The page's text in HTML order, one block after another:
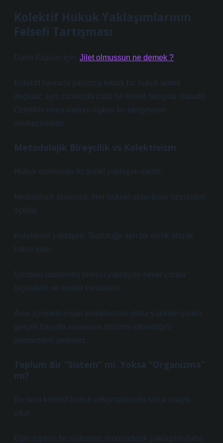
Kolektif Hukuk Yaklaşımlarının
Felsefi Tartışması
Daha Fazlası İçin: Jilet olmussun ne demek ?
Kolektif kavramı yalnızca teknik bir hukuk terimi
değildir; aynı zamanda ciddi bir felsefi tartışma alanıdır.
Özellikle birey-toplum ilişkisi bu tartışmanın
merkezindedir.
Metodolojik Bireycilik vs Kolektivizm
Hukuk teorisinde iki temel yaklaşım vardır:
Metodolojik bireycilik: Her hukuki olayı birey üzerinden
açıklar.
Kolektivist yaklaşım: Topluluğu ayrı bir varlık olarak
kabul eder.
İçimdeki mühendis bireyci yaklaşımı sever çünkü
ölçülebilir ve model kurulabilir.
Ama içimdeki insan kolektivizme daha yakındır çünkü
gerçek hayatta insanların birbirini etkilediğini
görmezden gelemez.
Toplum Bir “Sistem” mi, Yoksa “Organizma”
mı?
Bu soru kolektif hukuk tartışmalarında sıkça ortaya
çıkar.
Eğer toplum bir sistemse, mühendislik yaklaşımı daha